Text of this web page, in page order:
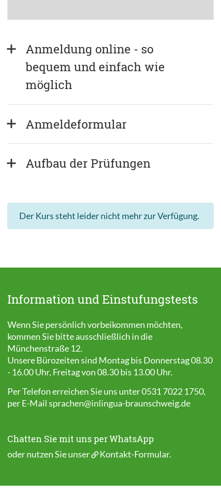
Anmeldung online - so
bequem und einfach wie
möglich
Anmeldeformular
Aufbau der Prüfungen
Der Kurs steht leider nicht mehr zur Verfügung.
Information und Einstufungstests
Wenn Sie persönlich vorbeikommen möchten,
kommen Sie bitte ausschließlich in die
Münchenstraße 12.
Unsere Bürozeiten sind Montag bis Donnerstag 08.30
- 16.00 Uhr, Freitag von 08.30 bis 13.00 Uhr.
Per Telefon erreichen Sie uns unter 0531 7022 1750,
per E-Mail sprachen@inlingua-braunschweig.de
Chatten Sie mit uns per WhatsApp
oder nutzen Sie unser Kontakt-Formular.